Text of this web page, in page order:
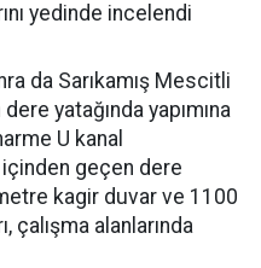
yedinde incelendi
da Sarıkamış Mescitli
yatağında yapımına
U kanal
içinden geçen dere
kagir duvar ve 1100
çalışma alanlarında